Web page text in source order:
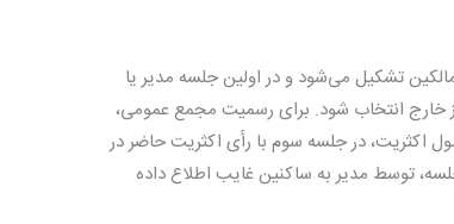
تشکیل می‌شود و در اولین جلسه مدیر یا
خارج انتخاب شود. برای رسمیت مجمع عمومی،
در جلسه سوم با رأی اکثریت حاضر در
توسط مدیر به ساکنین غایب اطلاع داده